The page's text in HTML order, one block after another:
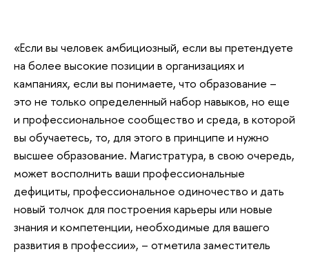
«Если вы человек амбициозный, если вы претендуете
на более высокие позиции в организациях и
кампаниях, если вы понимаете, что образование –
это не только определенный набор навыков, но еще
и профессиональное сообщество и среда, в которой
вы обучаетесь, то, для этого в принципе и нужно
высшее образование. Магистратура, в свою очередь,
может восполнить ваши профессиональные
дефициты, профессиональное одиночество и дать
новый толчок для построения карьеры или новые
знания и компетенции, необходимые для вашего
развития в профессии», – отметила заместитель